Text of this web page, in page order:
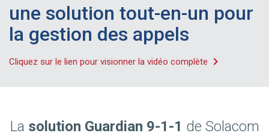
une solution tout-en-un pour
la gestion des appels
Cliquez sur le lien pour visionner la vidéo complète
La solution Guardian 9-1-1 de Solacom